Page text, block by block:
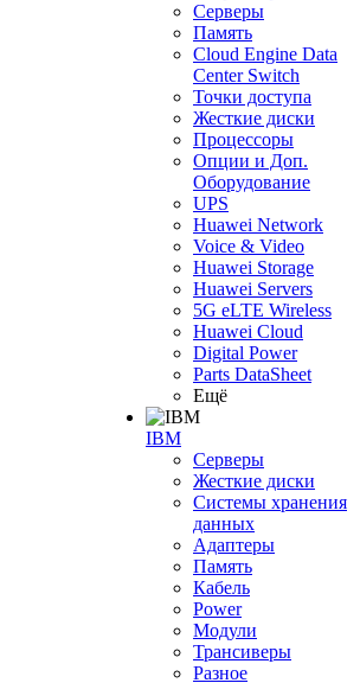
Серверы
Память
Cloud Engine Data
Center Switch
Точки доступа
Жесткие диски
Процессоры
Опции и Доп.
Оборудование
UPS
Huawei Network
Voice & Video
Huawei Storage
Huawei Servers
5G eLTE Wireless
Huawei Cloud
Digital Power
Parts DataSheet
Ещё
IBM
Серверы
Жесткие диски
Системы хранения
данных
Адаптеры
Память
Кабель
Power
Модули
Трансиверы
Разное